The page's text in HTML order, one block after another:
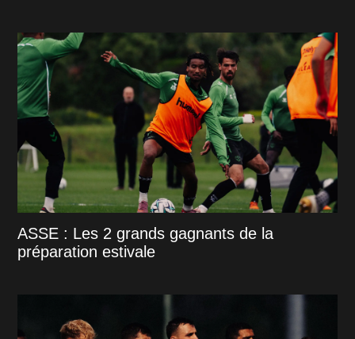
ASSE : Les 2 grands gagnants de la
préparation estivale